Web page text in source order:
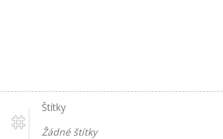
Štítky
Žádné štítky